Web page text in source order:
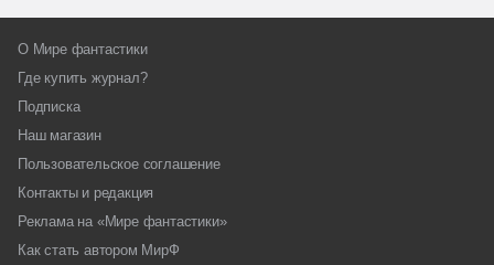
О Мире фантастики
Где купить журнал?
Подписка
Наш магазин
Пользовательское соглашение
Контакты и редакция
Реклама на «Мире фантастики»
Как стать автором МирФ